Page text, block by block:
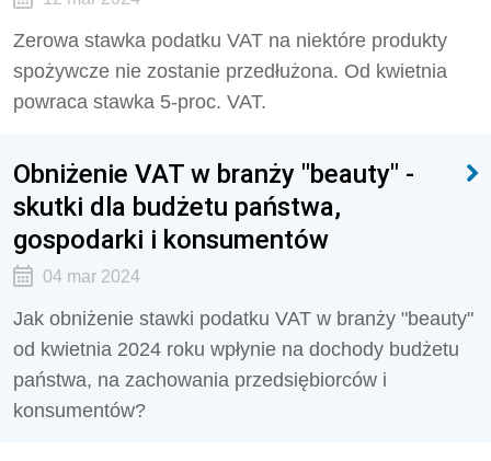
Zerowa stawka podatku VAT na niektóre produkty
spożywcze nie zostanie przedłużona. Od kwietnia
powraca stawka 5-proc. VAT.
Obniżenie VAT w branży "beauty" -
skutki dla budżetu państwa,
gospodarki i konsumentów
04 mar 2024
Jak obniżenie stawki podatku VAT w branży "beauty"
od kwietnia 2024 roku wpłynie na dochody budżetu
państwa, na zachowania przedsiębiorców i
konsumentów?